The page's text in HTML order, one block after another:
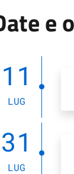
e
11
LUG
31
LUG